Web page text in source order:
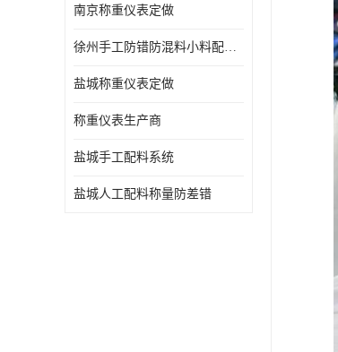
南京称重仪表定做
徐州手工防错防混料小料配方秤
盐城称重仪表定做
称重仪表生产商
盐城手工配料系统
盐城人工配料称量防差错